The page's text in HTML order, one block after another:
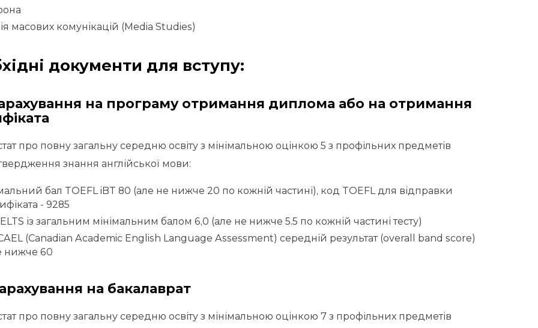
масових комунікацій (Media Studies)
документи для вступу:
на програму отримання диплома або на отримання
про повну загальну середню освіту з мінімальною оцінкою 5 з профільних предметів
знання англійської мови:
бал TOEFL iBT 80 (але не нижче 20 по кожній частині), код TOEFL для відправки
- 9285
із загальним мінімальним балом 6,0 (але не нижче 5.5 по кожній частині тесту)
(Canadian Academic English Language Assessment) середній результат (overall band score)
нижче 60
на бакалаврат
про повну загальну середню освіту з мінімальною оцінкою 7 з профільних предметів